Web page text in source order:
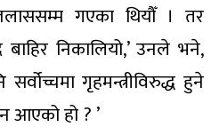
गएका थियौँ । तर
निकालियो,’ उनले भने,
गृहमन्त्रीविरुद्ध हुने
आएको हो ? ’